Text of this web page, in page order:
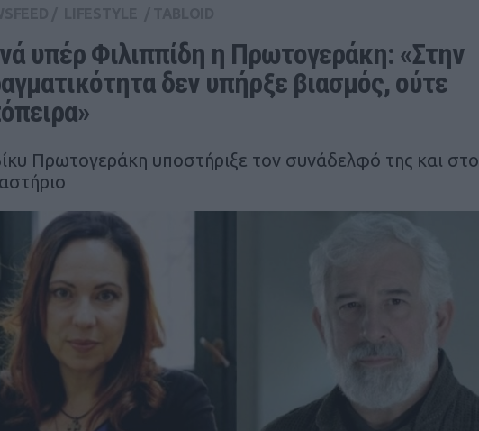
υπέρ Φιλιππίδη η Πρωτογεράκη: «Στην
δεν υπήρξε βιασμός, ούτε
Πρωτογεράκη υποστήριξε τον συνάδελφό της και στο